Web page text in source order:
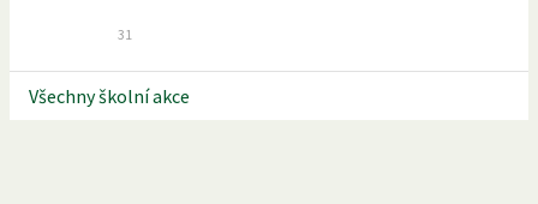
31
Všechny školní akce